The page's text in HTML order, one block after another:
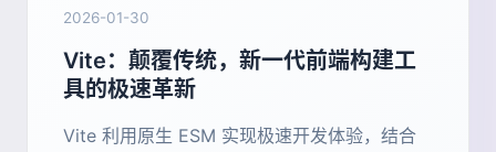
2026-01-30
Vite：颠覆传统，新一代前端构建工
具的极速革新
Vite 利用原生 ESM 实现极速开发体验，结合